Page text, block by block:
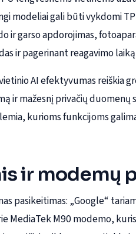
modeliai gali būti vykdomi
ir garso apdorojimas,
ir pagerinant reagavimo
AI efektyvumas reiškia
ir mažesnį privačių
kurioms funkcijoms
ir modemų
pasikeitimas: „Google“
MediaTek M90 modemo,